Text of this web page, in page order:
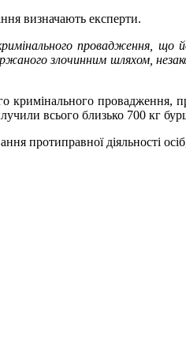
визначають експерти.
кримінального
злочинним шляхом,
провадження,
всього близько 700 кг
протиправної діяльності